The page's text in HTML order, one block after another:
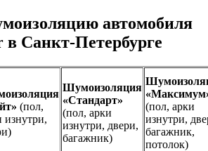
автомобиля
в Санкт-Петербурге
(пол,
изнутри,
Шумоизоляция
«Стандарт»
(пол, арки
изнутри, двери,
багажник)
(пол, арки
изнутри,
багажник,
потолок)